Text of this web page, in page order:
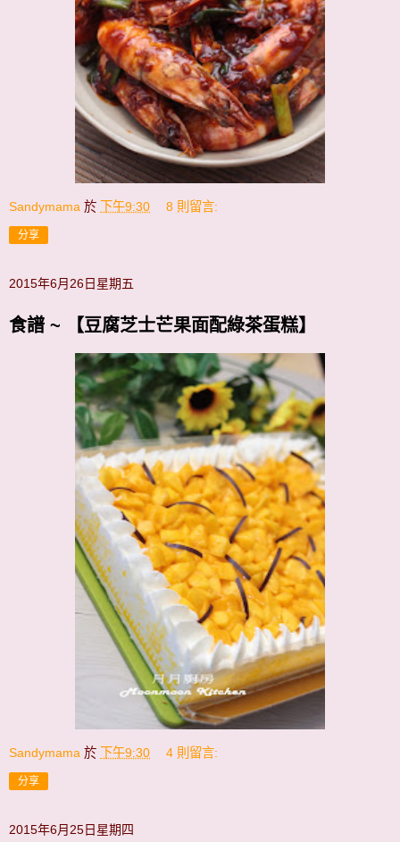
Sandymama 於 下午9:30 8 則留言:
分享
2015年6月26日星期五
食譜 ~ 【豆腐芝士芒果面配綠茶蛋糕】
Sandymama 於 下午9:30 4 則留言:
分享
2015年6月25日星期四